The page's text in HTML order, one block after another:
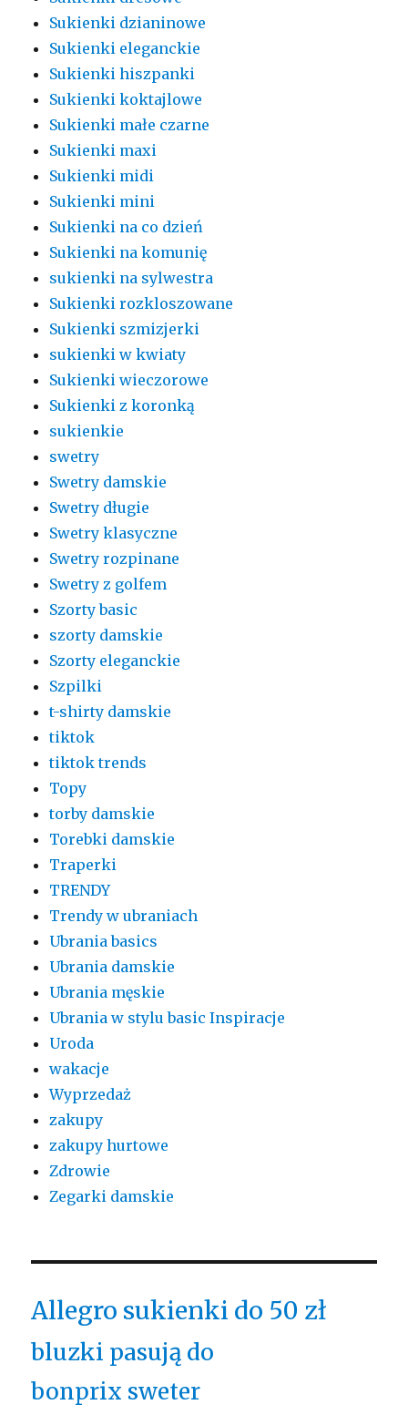
Sukienki dzianinowe
Sukienki eleganckie
Sukienki hiszpanki
Sukienki koktajlowe
Sukienki małe czarne
Sukienki maxi
Sukienki midi
Sukienki mini
Sukienki na co dzień
Sukienki na komunię
sukienki na sylwestra
Sukienki rozkloszowane
Sukienki szmizjerki
sukienki w kwiaty
Sukienki wieczorowe
Sukienki z koronką
sukienkie
swetry
Swetry damskie
Swetry długie
Swetry klasyczne
Swetry rozpinane
Swetry z golfem
Szorty basic
szorty damskie
Szorty eleganckie
Szpilki
t-shirty damskie
tiktok
tiktok trends
Topy
torby damskie
Torebki damskie
Traperki
TRENDY
Trendy w ubraniach
Ubrania basics
Ubrania damskie
Ubrania męskie
Ubrania w stylu basic Inspiracje
Uroda
wakacje
Wyprzedaż
zakupy
zakupy hurtowe
Zdrowie
Zegarki damskie
Allegro sukienki do 50 zł
bluzki pasują do
bonprix sweter